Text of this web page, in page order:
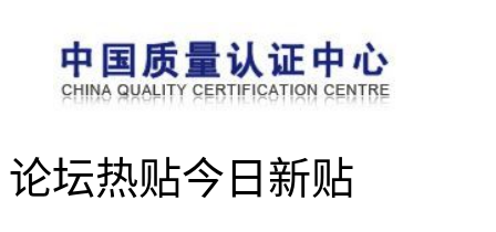
论坛热贴今日新贴